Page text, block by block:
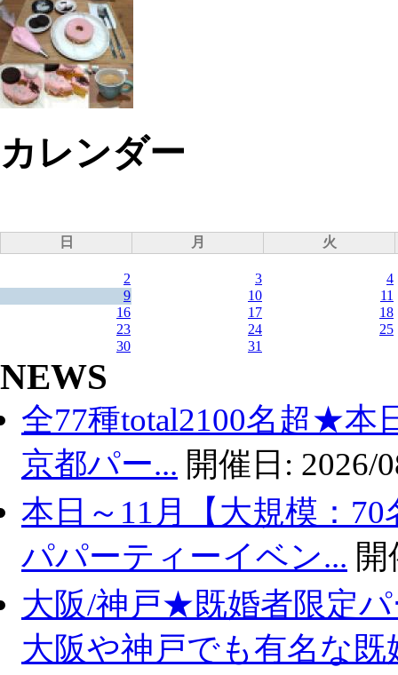
カレンダー
日 月 火
2 3
4
9
10
11
16
17
18
23
24
25
30
31
NEWS
全77種total2100名超★本
京都パー... 開催日: 2026/
本日～11月【大規模：
パパーティーイベン...
大阪/神戸★既婚者限定
大阪や神戸でも有名な既